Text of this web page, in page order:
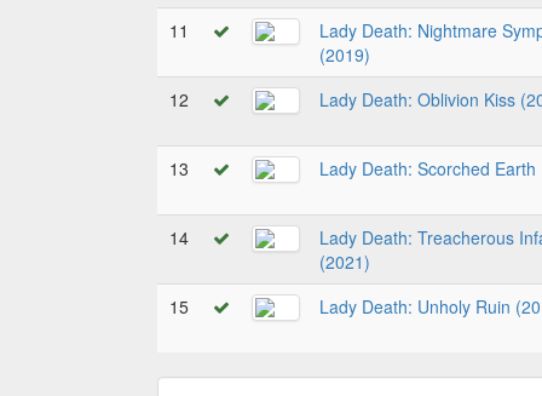
11
Lady Death: Nightmare
(2019)
12
Lady Death: Oblivion Kiss
13 Lady Death: Scorched
14
Lady Death: Treacherous
(2021)
15
Lady Death: Unholy Ruin